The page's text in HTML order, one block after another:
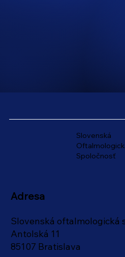
Slovenská
Spoločnosť
Adresa
Slovenská oftalmologická
Antolská 11
85107 Bratislava